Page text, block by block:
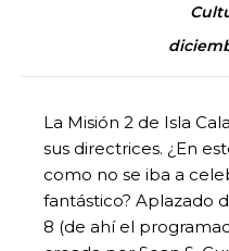
La Misión 2 de Isla
sus directrices. ¿En
como no se iba a
fantástico? Aplazado
8 (de ahí el